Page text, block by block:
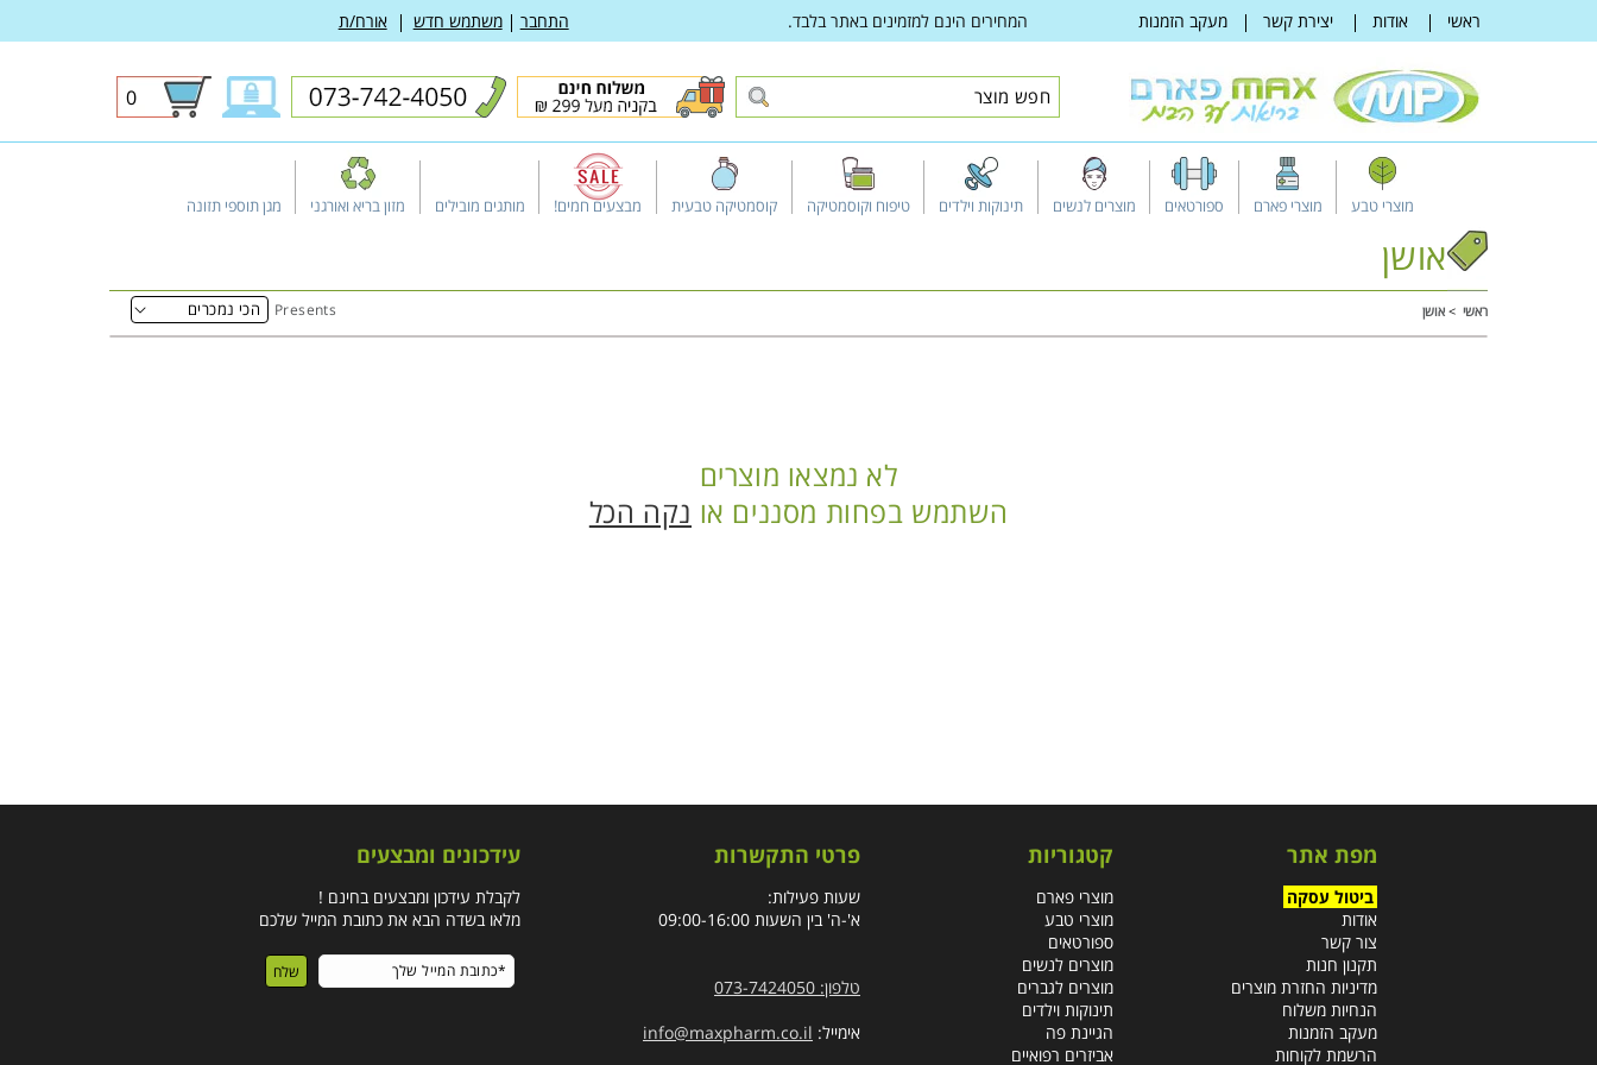
לתוכן
ראשי אודות יצירת קשר מעקב הזמנות המחירים הינם למזמינים באתר בלבד. התחבר משתמש חדש אורח/ת
0
0
פריטים
מוצרי טבע מוצרי פארם ספורטאים מוצרים לנשים תינוקות וילדים טיפוח וקוסמטיקה קוסמטיקה טבעית מבצעים חמים! מותגים מובילים מזון בריא ואורגני מגן תוספי תזונה
אושן
Presents ראשי אושן
לא נמצאו מוצרים
השתמש בפחות מסננים או נקה הכל
מפת אתר
ביטול עסקה
אודות
צור קשר
תקנון חנות
מדיניות החזרת מוצרים
הנחיות משלוח
מעקב הזמנות
הרשמת לקוחות
קטגוריות
מוצרי פארם
מוצרי טבע
ספורטאים
מוצרים לנשים
מוצרים לגברים
תינוקות וילדים
הגיינת פה
אביזרים רפואיים
פרטי התקשרות
שעות פעילות:
א'-ה' בין השעות 09:00-16:00
טלפון: 073-7424050
אימייל: info@maxpharm.co.il
עידכונים ומבצעים
לקבלת עידכון ומבצעים בחינם !
מלאו בשדה הבא את כתובת המייל שלכם
שלח